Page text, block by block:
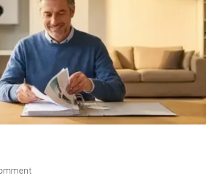
05 Mag, 2026
Sanificare il
condizionatore: guida
pratica